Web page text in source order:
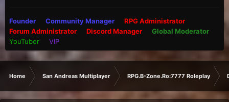
Founder Community Manager
RPG Administrator
Forum Administrator
Discord Manager
Global Moderator
YouTuber
VIP
Home San Andreas Multiplayer RPG.B-Zone.Ro:7777 Roleplay